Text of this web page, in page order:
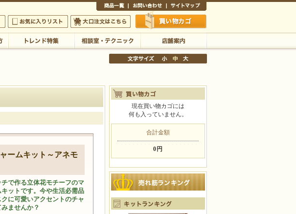
料は当店が負担いたします
お気に入りリスト 大口注文はこちら 買い物かご
店舗案内
ームキット～アネモ
チで作る立体花モチーフのマ
キットです。今や生活必需品
クに可愛いアクセントのチャ
ませんか？
現在買い物カゴには
何も入っていません。
合計金額
0円